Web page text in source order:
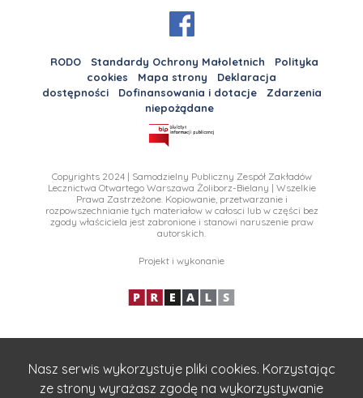
RODO Standardy Ochrony Małoletnich
Polityka
cookies
Mapa strony
Deklaracja
dostępności
Dofinansowania i dotacje
Zdarzenia
niepożądane
Copyrights 2024 | Samodzielny Publiczny Zespół Zakładów
Lecznictwa Otwartego Warszawa Żoliborz-Bielany | Wszelkie
Prawa Zastrzeżone. Kopiowanie, przetwarzanie i
rozpowszechnianie tych materiałow w całosci lub w części bez
zgody właściciela jest zabronione i stanowi naruszenie praw
autorskich.
Projekt i wykonanie
Nasz serwis wykorzystuje pliki cookies. Korzystając
ze strony wyrażasz zgodę na wykorzystywanie